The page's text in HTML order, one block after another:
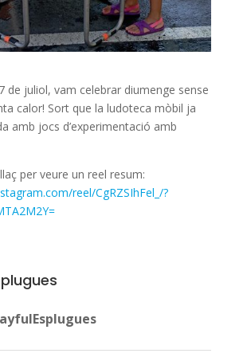
de juliol, vam celebrar diumenge sense
calor! Sort que la ludoteca mòbil ja
amb jocs d’experimentació amb
per veure un reel resum:
reel/CgRZSIhFel_/?